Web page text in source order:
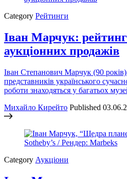
Category Рейтинги
Іван Марчук:
аукціонних продажів
Іван Степанович Марчук (90
представників українського
роботи знаходяться у багатьох
Михайло Кирейто Published
Category Аукціони